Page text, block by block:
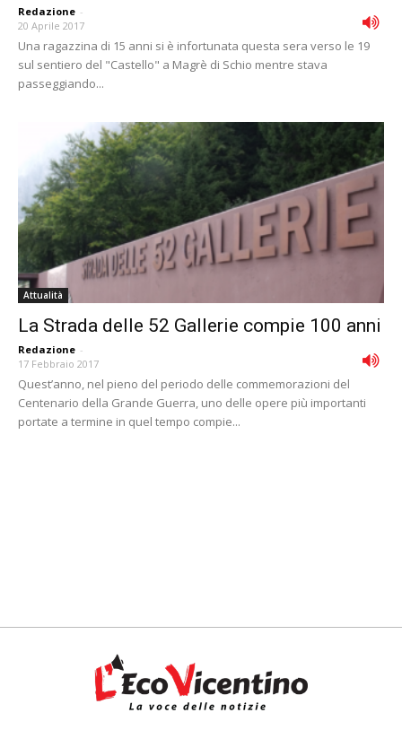
Redazione -
20 Aprile 2017
Una ragazzina di 15 anni si è infortunata questa sera verso le 19
sul sentiero del "Castello" a Magrè di Schio mentre stava
passeggiando...
Attualità
La Strada delle 52 Gallerie compie 100 anni
Redazione -
17 Febbraio 2017
Quest’anno, nel pieno del periodo delle commemorazioni del
Centenario della Grande Guerra, uno delle opere più importanti
portate a termine in quel tempo compie...